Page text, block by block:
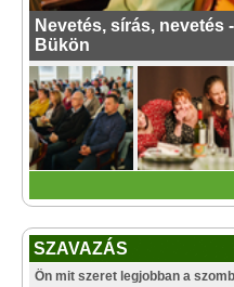
Nevetés, sírás, nevetés
Bükön
SZAVAZÁS
Ön mit szeret legjobban a